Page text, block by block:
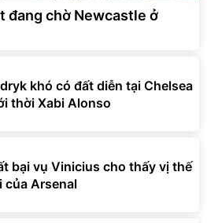
đang chờ Newcastle ở
khó có đất diễn tại Chelsea
thời Xabi Alonso
bại vụ Vinicius cho thấy vị thế
của Arsenal